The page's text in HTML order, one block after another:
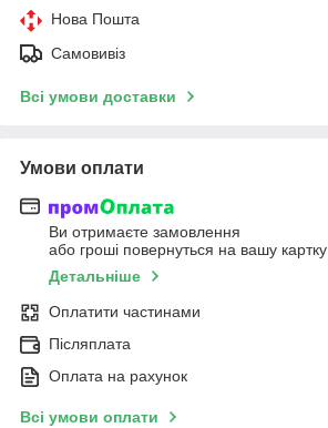
Нова Пошта
Самовивіз
Всі умови доставки
Умови оплати
Ви отримаєте замовлення
або гроші повернуться на вашу картку
Детальніше
Оплатити частинами
Післяплата
Оплата на рахунок
Всі умови оплати